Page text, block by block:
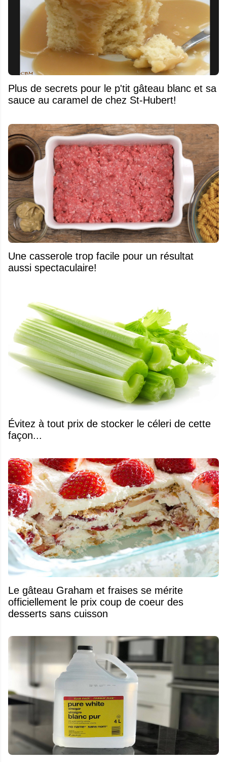
Plus de secrets pour le p'tit gâteau blanc et sa
sauce au caramel de chez St-Hubert!
Une casserole trop facile pour un résultat
aussi spectaculaire!
Évitez à tout prix de stocker le céleri de cette
façon...
Le gâteau Graham et fraises se mérite
officiellement le prix coup de coeur des
desserts sans cuisson